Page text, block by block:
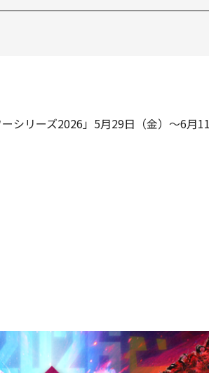
シリーズ2026」5月29日（金）～6月